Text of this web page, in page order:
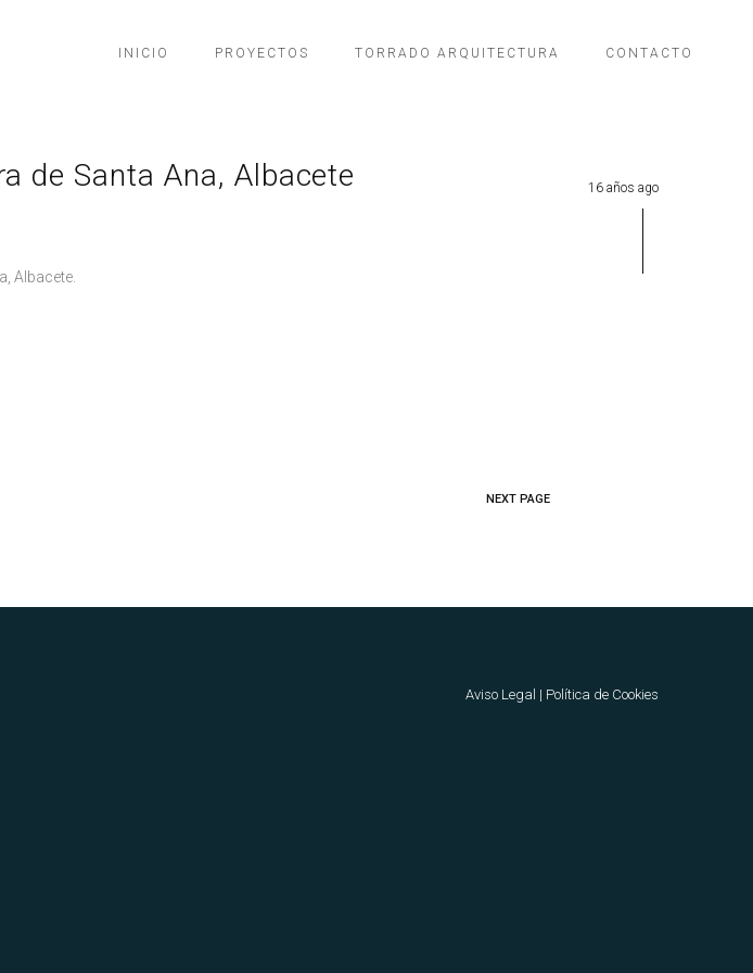
INICIO PROYECTOS TORRADO ARQUITECTURA CONTACTO
de Santa Ana, Albacete 16 años ago
Albacete.
NEXT PAGE
Aviso Legal | Política de Cookies